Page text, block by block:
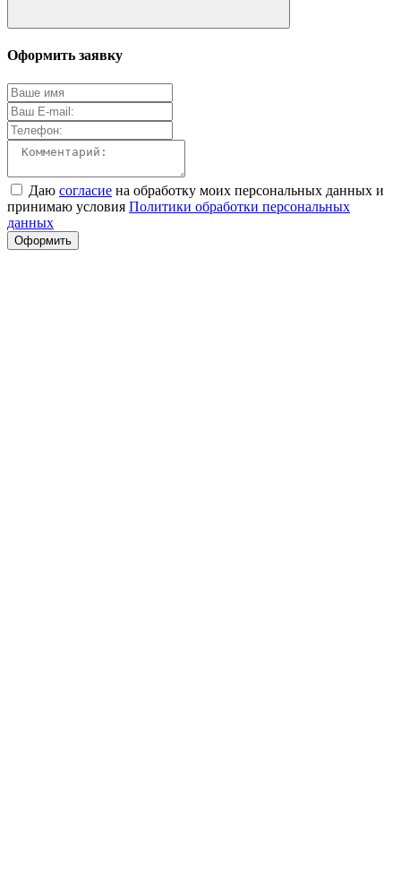
Оформить заявку
Даю согласие на обработку моих персональных данных и
принимаю условия Политики обработки персональных
данных
Оформить